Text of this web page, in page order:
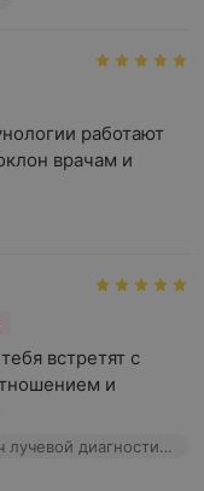
работают
врачам и
встретят с
и
Ретровская А. А. - МРТ-диагност • Врач лучевой диагностики